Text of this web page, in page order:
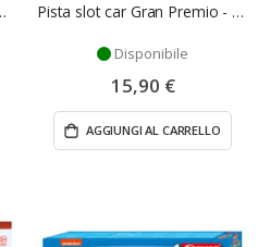
- Spin Master Pista slot car Gran Premio - Mazzeo Giocattoli
Disponibile
15,90 €
AGGIUNGI AL CARRELLO